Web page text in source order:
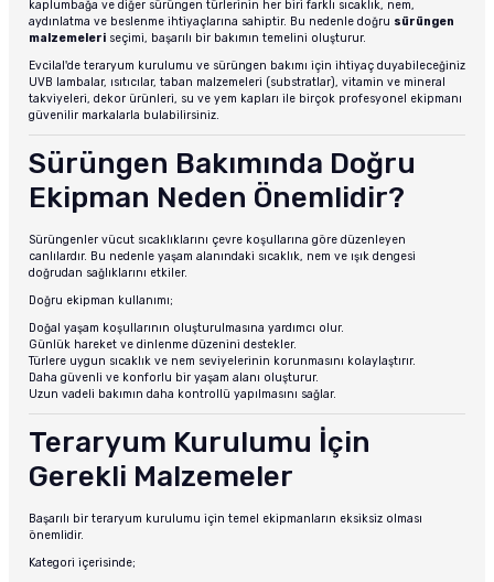
kaplumbağa ve diğer sürüngen türlerinin her biri farklı sıcaklık, nem,
aydınlatma ve beslenme ihtiyaçlarına sahiptir. Bu nedenle doğru sürüngen
malzemeleri seçimi, başarılı bir bakımın temelini oluşturur.
Evcilal'de teraryum kurulumu ve sürüngen bakımı için ihtiyaç duyabileceğiniz
UVB lambalar, ısıtıcılar, taban malzemeleri (substratlar), vitamin ve mineral
takviyeleri, dekor ürünleri, su ve yem kapları ile birçok profesyonel ekipmanı
güvenilir markalarla bulabilirsiniz.
Sürüngen Bakımında Doğru
Ekipman Neden Önemlidir?
Sürüngenler vücut sıcaklıklarını çevre koşullarına göre düzenleyen
canlılardır. Bu nedenle yaşam alanındaki sıcaklık, nem ve ışık dengesi
doğrudan sağlıklarını etkiler.
Doğru ekipman kullanımı;
Doğal yaşam koşullarının oluşturulmasına yardımcı olur.
Günlük hareket ve dinlenme düzenini destekler.
Türlere uygun sıcaklık ve nem seviyelerinin korunmasını kolaylaştırır.
Daha güvenli ve konforlu bir yaşam alanı oluşturur.
Uzun vadeli bakımın daha kontrollü yapılmasını sağlar.
Teraryum Kurulumu İçin
Gerekli Malzemeler
Başarılı bir teraryum kurulumu için temel ekipmanların eksiksiz olması
önemlidir.
Kategori içerisinde;